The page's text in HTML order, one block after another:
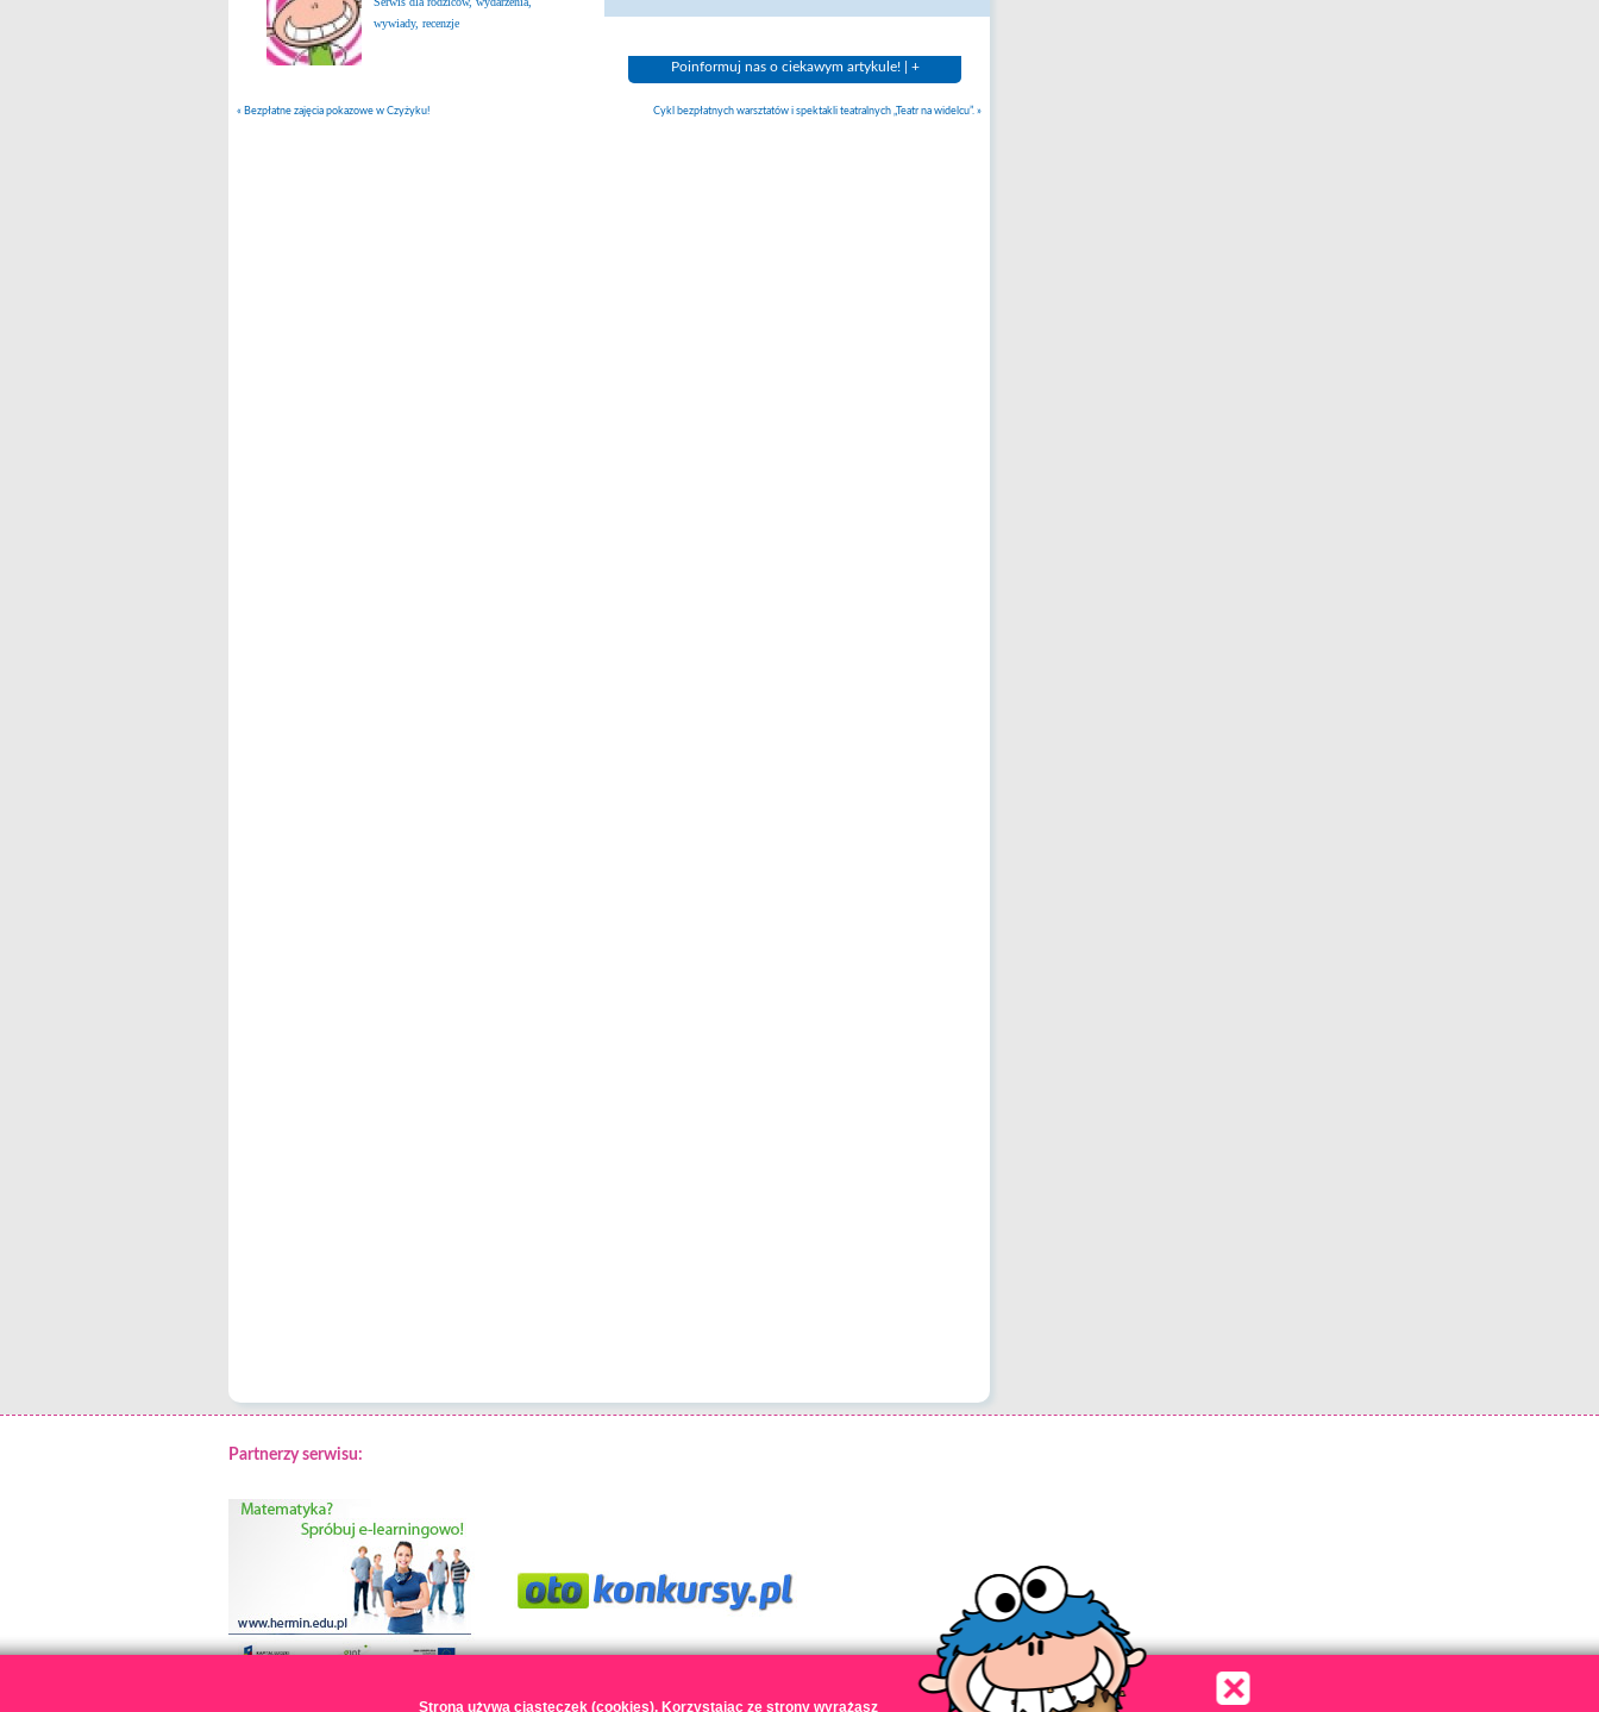
Strona używa ciasteczek (cookies). Korzystając ze strony wyrażasz
wywiady, recenzje
Poinformuj nas o ciekawym artykule! | +
« Bezpłatne zajęcia pokazowe w Czyżyku! Cykl bezpłatnych warsztatów i spektakli teatralnych „Teatr na widelcu”. »
Partnerzy serwisu: